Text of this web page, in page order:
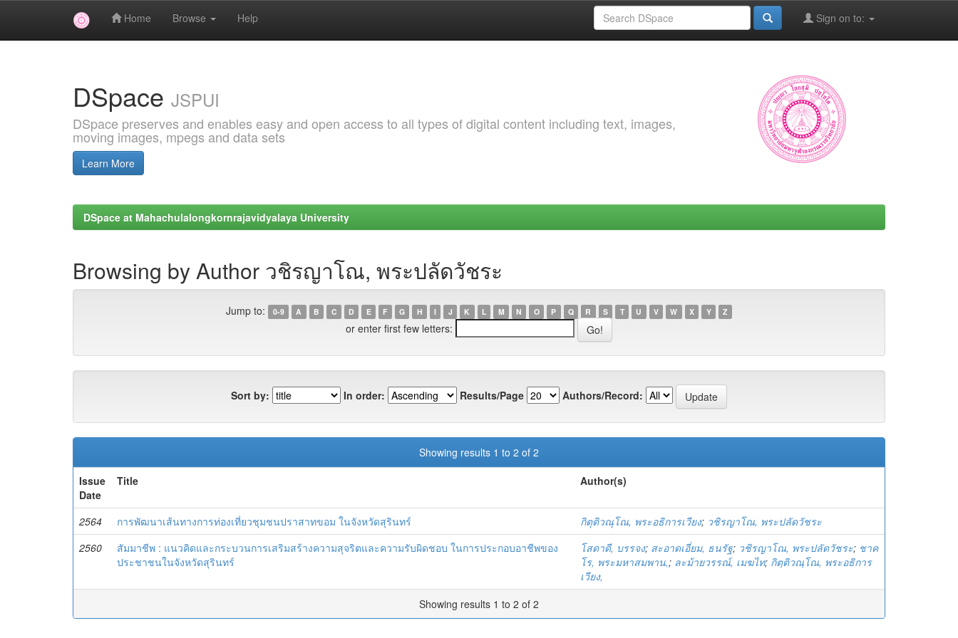
Home Browse Help Sign on to:
DSpace JSPUI
DSpace preserves and enables easy and open access to all types of digital content including text, images,
moving images, mpegs and data sets
Learn More
DSpace at Mahachulalongkornrajavidyalaya University
Browsing by Author วชิรญาโณ, พระปลัดวัชระ
Jump to: 0-9 A B C D E F G H I J K L M N O P Q R S T U V W X Y Z
or enter first few letters:
Sort by: In order: Results/Page Authors/Record:
Showing results 1 to 2 of 2
Issue
Date
Title Author(s)
2564 การพัฒนาเส้นทางการท่องเที่ยวชุมชนปราสาทขอม ในจังหวัดสุรินทร์ กิตุติวณุโณ, พระอธิการเวียง; วชิรญาโณ, พระปลัดวัชระ
2560
สัมมาชีพ : แนวคิดและกระบวนการเสริมสร้างความสุจริตและความรับผิดชอบ ในการประกอบอาชีพของ
ประชาชนในจังหวัดสุรินทร์
โสดาดี, บรรจง; สะอาดเอี่ยม, ธนรัฐ; วชิรญาโณ, พระปลัดวัชระ; ชาค
โร, พระมหาสมพาน,; ละม้ายวรรณ์, เมฆไท; กิตฺติวณฺโณ, พระอธิการ
เวียง,
Showing results 1 to 2 of 2